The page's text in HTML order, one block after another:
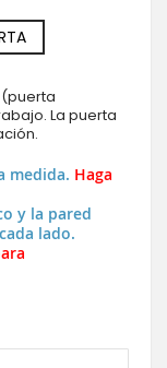
La puerta
medida. Haga
y la pared
lado.